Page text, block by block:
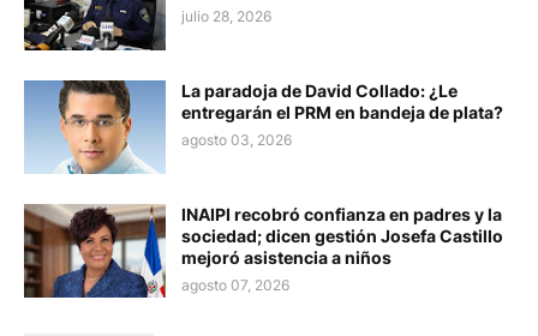
julio 28, 2026
La paradoja de David Collado: ¿Le
entregarán el PRM en bandeja de plata?
agosto 03, 2026
INAIPI recobró confianza en padres y la
sociedad; dicen gestión Josefa Castillo
mejoró asistencia a niños
agosto 07, 2026